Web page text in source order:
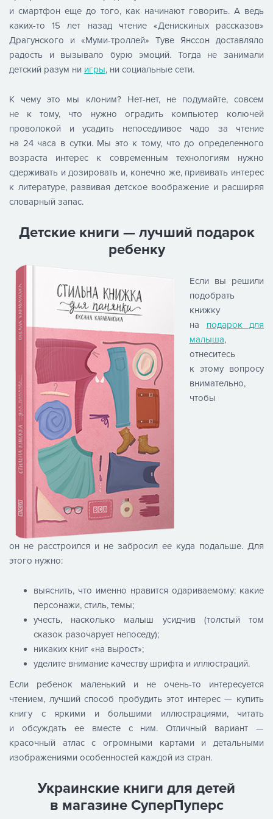
и смартфон еще до того, как начинают говорить. А ведь
каких-то 15 лет назад чтение «Денискиных рассказов»
Драгунского и «Муми-троллей» Туве Янссон доставляло
радость и вызывало бурю эмоций. Тогда не занимали
детский разум ни игры, ни социальные сети.
К чему это мы клоним? Нет-нет, не подумайте, совсем
не к тому, что нужно оградить компьютер колючей
проволокой и усадить непоседливое чадо за чтение
на 24 часа в сутки. Мы это к тому, что до определенного
возраста интерес к современным технологиям нужно
сдерживать и дозировать и, конечно же, прививать интерес
к литературе, развивая детское воображение и расширяя
словарный запас.
Детские книги — лучший подарок
ребенку
Если вы решили
подобрать
книжку
на подарок для
малыша,
отнеситесь
к этому вопросу
внимательно,
чтобы
он не расстроился и не забросил ее куда подальше. Для
этого нужно:
выяснить, что именно нравится одариваемому: какие
персонажи, стиль, темы;
учесть, насколько малыш усидчив (толстый том
сказок разочарует непоседу);
никаких книг «на вырост»;
уделите внимание качеству шрифта и иллюстраций.
Если ребенок маленький и не очень-то интересуется
чтением, лучший способ пробудить этот интерес — купить
книгу с яркими и большими иллюстрациями, читать
и обсуждать ее вместе с ним. Отличный вариант —
красочный атлас с огромными картами и детальными
изображениями особенностей каждой из стран.
Украинские книги для детей
в магазине СуперПуперс